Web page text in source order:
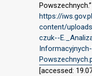
Powszechnych.”
https://
content/
czuk--
Informacyjnych-
[accessed: